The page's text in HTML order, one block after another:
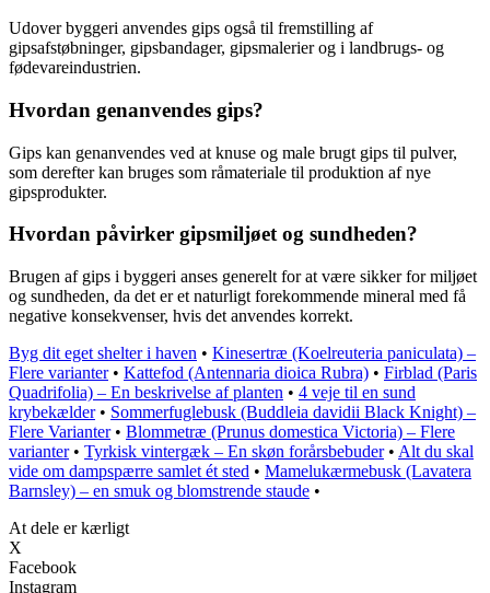
Udover byggeri anvendes gips også til fremstilling af
gipsafstøbninger, gipsbandager, gipsmalerier og i landbrugs- og
fødevareindustrien.
Hvordan genanvendes gips?
Gips kan genanvendes ved at knuse og male brugt gips til pulver,
som derefter kan bruges som råmateriale til produktion af nye
gipsprodukter.
Hvordan påvirker gipsmiljøet og sundheden?
Brugen af gips i byggeri anses generelt for at være sikker for miljøet
og sundheden, da det er et naturligt forekommende mineral med få
negative konsekvenser, hvis det anvendes korrekt.
Byg dit eget shelter i haven • Kinesertræ (Koelreuteria paniculata) –
Flere varianter• Kattefod (Antennaria dioica Rubra) • Firblad (Paris
Quadrifolia) – En beskrivelse af planten • 4 veje til en sund
krybekælder• Sommerfuglebusk (Buddleia davidii Black Knight) –
Flere Varianter• Blommetræ (Prunus domestica Victoria) – Flere
varianter• Tyrkisk vintergæk – En skøn forårsbebuder• Alt du skal
vide om dampspærre samlet ét sted • Mamelukærmebusk (Lavatera
Barnsley) – en smuk og blomstrende staude •
At dele er kærligt
X
Facebook
Instagram